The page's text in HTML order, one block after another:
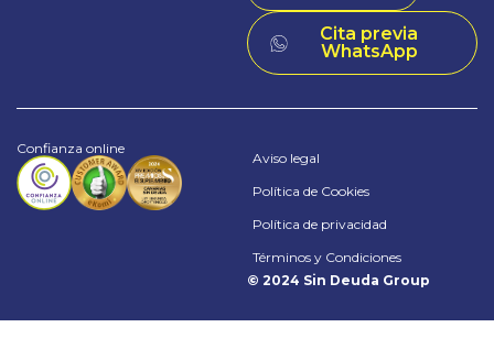
Cita previa
WhatsApp
Confianza online
Aviso legal
Política de Cookies
Política de privacidad
Términos y Condiciones
© 2024 Sin Deuda Group